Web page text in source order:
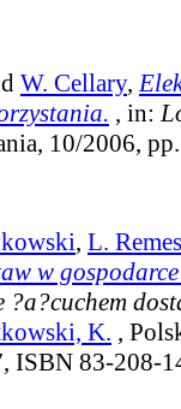
W. Cellary,
, in:
10/2006,
, L.
w
K. ,
ISBN 83-208-